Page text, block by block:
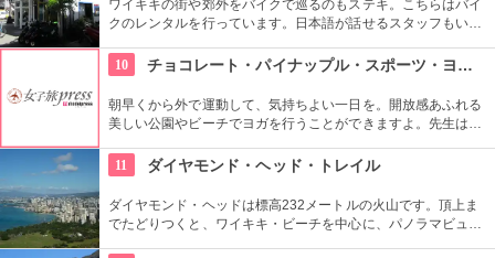
ワイキキの街や郊外をバイクで巡るのもステキ。こちらはバイ
クのレンタルを行っています。日本語が話せるスタッフもいる
のレンタルでも有名ですよ。
10 チョコレート・パイナップル・スポーツ・ヨガ・スタジオ
朝早くから外で運動して、気持ちよい一日を。開放感あふれる
美しい公園やビーチでヨガを行うことができますよ。先生は日
芝生エリアで無料のヨガレッスンも行っているので、初心者は
コチラもぜひ。
11 ダイヤモンド・ヘッド・トレイル
ダイヤモンド・ヘッドは標高232メートルの火山です。頂上ま
でたどりつくと、ワイキキ・ビーチを中心に、パノラマビュー